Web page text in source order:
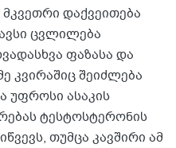
დაქვეითება
ცვლილება
ფაზასა და
კვირაშიც შეიძლება
უფროსი ასაკის
ტესტოსტერონის
თუმცა კავშირი ამ